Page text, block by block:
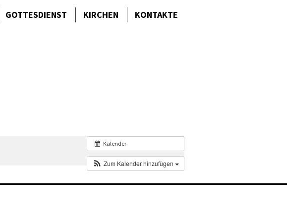
GOTTES­DIENST KIRCHEN KONTAKTE
Kalender
Zum Kalender hinzufügen